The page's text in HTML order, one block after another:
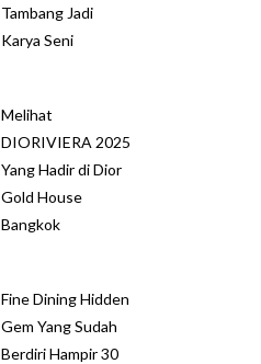
Tambang Jadi
Karya Seni
Melihat
DIORIVIERA 2025
Yang Hadir di Dior
Gold House
Bangkok
Fine Dining Hidden
Gem Yang Sudah
Berdiri Hampir 30